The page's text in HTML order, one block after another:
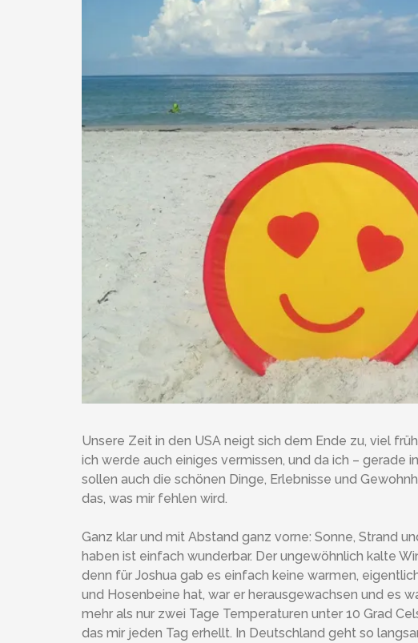
Unsere Zeit in den USA neigt sich dem Ende zu, viel
ich werde auch einiges vermissen, und da ich – gerade
sollen auch die schönen Dinge, Erlebnisse und
das, was mir fehlen wird.
Ganz klar und mit Abstand ganz vorne: Sonne, Strand
haben ist einfach wunderbar. Der ungewöhnlich kalte
denn für Joshua gab es einfach keine warmen,
und Hosenbeine hat, war er herausgewachsen und es
mehr als nur zwei Tage Temperaturen unter 10 Grad
das mir jeden Tag erhellt. In Deutschland geht so